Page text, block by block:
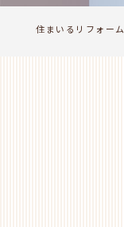
住まいるリフォーム